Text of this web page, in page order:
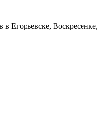
Егорьевске, Воскресенке,